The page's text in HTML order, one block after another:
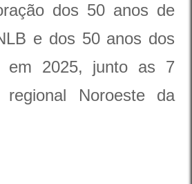
dos 50 anos de
e dos 50 anos dos
em 2025, junto as 7
regional Noroeste da